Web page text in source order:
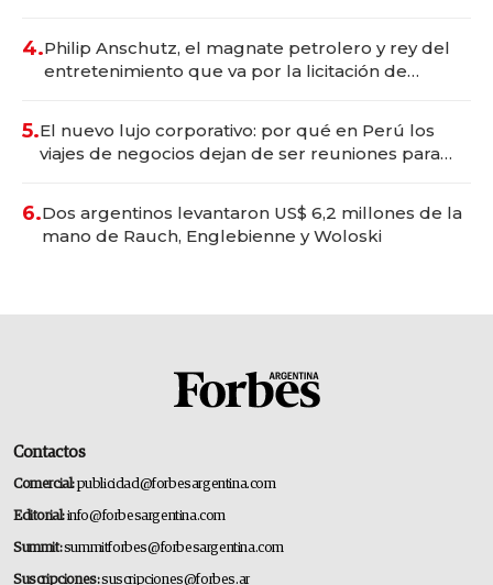
4.Philip Anschutz, el magnate petrolero y rey del
entretenimiento que va por la licitación de
5.El nuevo lujo corporativo: por qué en Perú los
viajes de negocios dejan de ser reuniones para
6.Dos argentinos levantaron US$ 6,2 millones de la
mano de Rauch, Englebienne y Woloski
Contactos
Comercial:publicidad@forbesargentina.com
Editorial:info@forbesargentina.com
Summit:summitforbes@forbesargentina.com
Suscripciones:suscripciones@forbes.ar